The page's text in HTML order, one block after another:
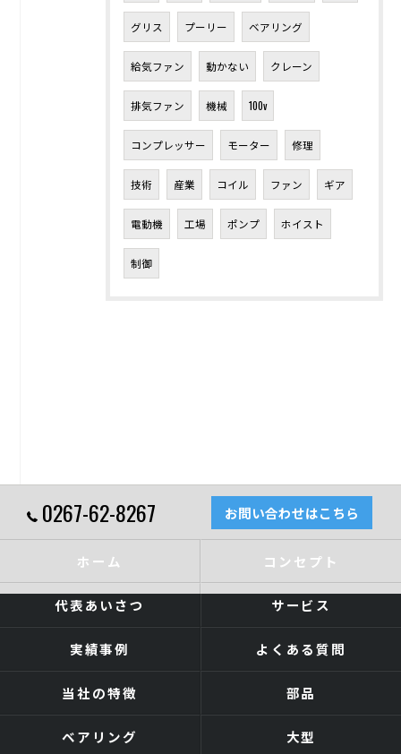
グリス プーリー ベアリング
給気ファン 動かない クレーン
排気ファン 機械 100v
コンプレッサー モーター 修理
技術 産業 コイル ファン ギア
電動機 工場 ポンプ ホイスト
制御
0267-62-8267 お問い合わせはこちら
ホーム コンセプト
代表あいさつ サービス
実績事例 よくある質問
当社の特徴 部品
ベアリング 大型